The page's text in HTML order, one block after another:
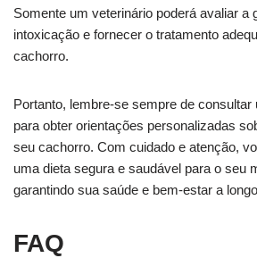
Somente um veterinário poderá avaliar a
intoxicação e fornecer o tratamento
cachorro.
Portanto, lembre-se sempre de
para obter orientações personalizadas
seu cachorro. Com cuidado e atenção,
uma dieta segura e saudável para o seu
garantindo sua saúde e bem-estar a
FAQ